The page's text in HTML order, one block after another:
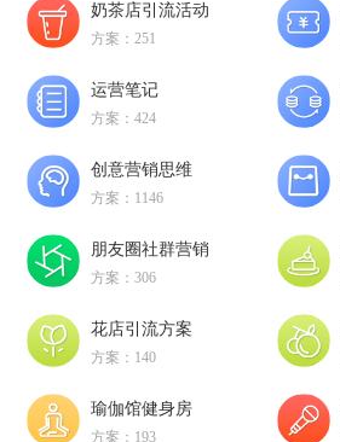
奶茶店引流活动
方案：251
运营笔记
方案：424
创意营销思维
方案：1146
朋友圈社群营销
方案：306
花店引流方案
方案：140
瑜伽馆健身房
方案：193